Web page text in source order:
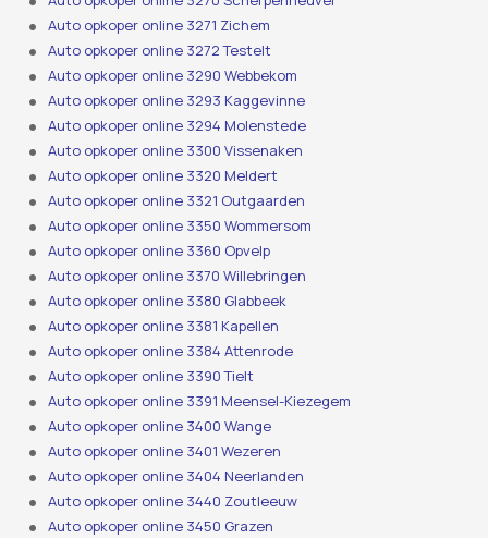
Auto opkoper online 3271 Zichem
Auto opkoper online 3272 Testelt
Auto opkoper online 3290 Webbekom
Auto opkoper online 3293 Kaggevinne
Auto opkoper online 3294 Molenstede
Auto opkoper online 3300 Vissenaken
Auto opkoper online 3320 Meldert
Auto opkoper online 3321 Outgaarden
Auto opkoper online 3350 Wommersom
Auto opkoper online 3360 Opvelp
Auto opkoper online 3370 Willebringen
Auto opkoper online 3380 Glabbeek
Auto opkoper online 3381 Kapellen
Auto opkoper online 3384 Attenrode
Auto opkoper online 3390 Tielt
Auto opkoper online 3391 Meensel-Kiezegem
Auto opkoper online 3400 Wange
Auto opkoper online 3401 Wezeren
Auto opkoper online 3404 Neerlanden
Auto opkoper online 3440 Zoutleeuw
Auto opkoper online 3450 Grazen